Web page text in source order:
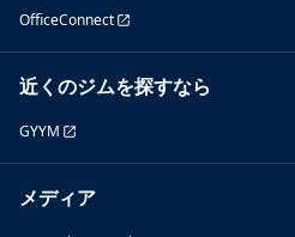
OfficeConnect
近くのジムを探すなら
GYYM
メディア